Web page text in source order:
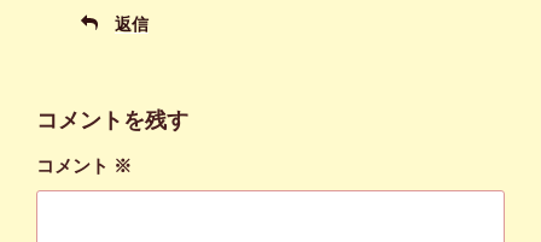
返信
コメントを残す
コメント ※